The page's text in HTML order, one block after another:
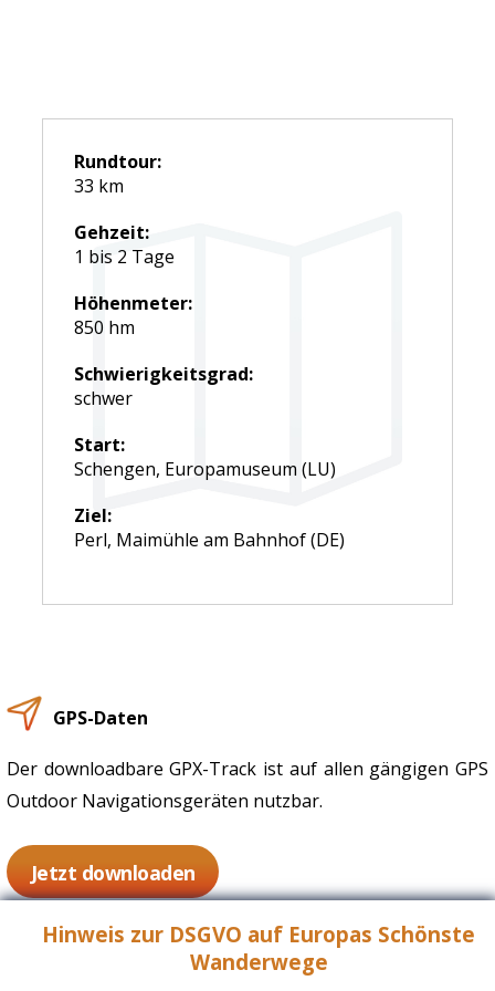
Rundtour:
33 km
Gehzeit:
1 bis 2 Tage
Höhenmeter:
850 hm
Schwierigkeitsgrad:
schwer
Start:
Schengen, Europamuseum (LU)
Ziel:
Perl, Maimühle am Bahnhof (DE)
GPS-Daten
Der downloadbare GPX-Track ist auf allen gängigen GPS
Outdoor Navigationsgeräten nutzbar.
Jetzt downloaden
Hinweis zur DSGVO auf Europas Schönste
Wanderwege